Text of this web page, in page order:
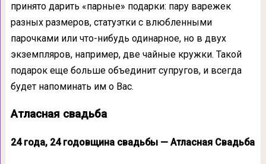
принято дарить «парные» подарки: пару варежек
разных размеров, статуэтки с влюбленными
парочками или что-нибудь одинарное, но в двух
экземпляров, например, две чайные кружки. Такой
подарок еще больше объединит супругов, и всегда
будет напоминать им о Вас.
Атласная свадьба
24 года, 24 годовщина свадьбы — Атласная Свадьба